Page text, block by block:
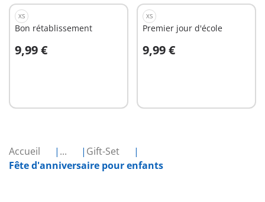
Accueil ...
Gift-Set
Fête d'anniversaire pour enfants
XS
Bon rétablissement
9,99 €
Au panier
XS
Premier jour d'école
9,99 €
Au panier